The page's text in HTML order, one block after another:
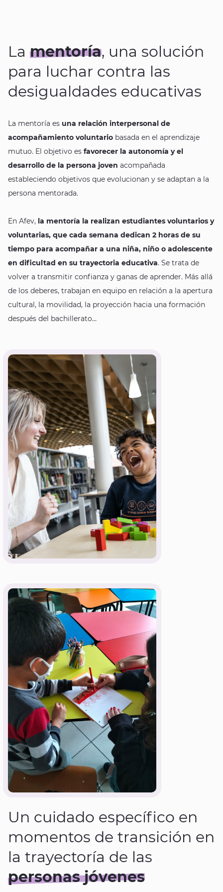
La mentoría, una solución
para luchar contra las
desigualdades educativas
La mentoría es una relación interpersonal de
acompañamiento voluntario basada en el aprendizaje
mutuo. El objetivo es favorecer la autonomía y el
desarrollo de la persona joven acompañada
estableciendo objetivos que evolucionan y se adaptan a la
persona mentorada.
En Afev, la mentoría la realizan estudiantes voluntarios y
voluntarias, que cada semana dedican 2 horas de su
tiempo para acompañar a una niña, niño o adolescente
en dificultad en su trayectoria educativa. Se trata de
volver a transmitir confianza y ganas de aprender. Más allá
de los deberes, trabajan en equipo en relación a la apertura
cultural, la movilidad, la proyección hacia una formación
después del bachillerato…
Un cuidado específico en
momentos de transición en
la trayectoría de las
personas jóvenes